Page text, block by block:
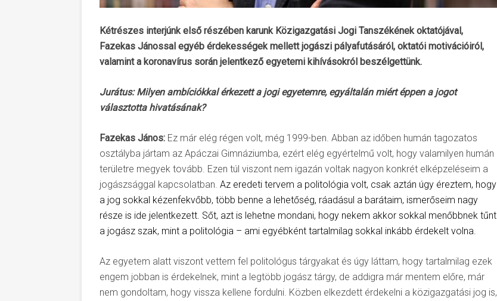
Kétrészes interjúnk első részében karunk Közigazgatási Jogi Tanszékének oktatójával,
Fazekas Jánossal egyéb érdekességek mellett jogászi pályafutásáról, oktatói motivációiról,
valamint a koronavírus során jelentkező egyetemi kihívásokról beszélgettünk.
Jurátus: Milyen ambíciókkal érkezett a jogi egyetemre, egyáltalán miért éppen a jogot
választotta hivatásának?
Fazekas János: Ez már elég régen volt, még 1999-ben. Abban az időben humán tagozatos
osztályba jártam az Apáczai Gimnáziumba, ezért elég egyértelmű volt, hogy valamilyen humán
területre megyek tovább. Ezen túl viszont nem igazán voltak nagyon konkrét elképzeléseim a
jogászsággal kapcsolatban. Az eredeti tervem a politológia volt, csak aztán úgy éreztem, hogy
a jog sokkal kézenfekvőbb, több benne a lehetőség, ráadásul a barátaim, ismerőseim nagy
része is ide jelentkezett. Sőt, azt is lehetne mondani, hogy nekem akkor sokkal menőbbnek tűnt
a jogász szak, mint a politológia – ami egyébként tartalmilag sokkal inkább érdekelt volna.
Az egyetem alatt viszont vettem fel politológus tárgyakat és úgy láttam, hogy tartalmilag ezek
engem jobban is érdekelnek, mint a legtöbb jogász tárgy, de addigra már mentem előre, már
nem gondoltam, hogy vissza kellene fordulni. Közben elkezdett érdekelni a közigazgatási jog is,